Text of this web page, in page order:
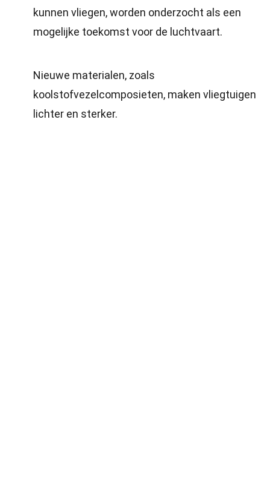
kunnen vliegen, worden onderzocht als een
mogelijke toekomst voor de luchtvaart.
Nieuwe materialen, zoals
koolstofvezelcomposieten, maken vliegtuigen
lichter en sterker.